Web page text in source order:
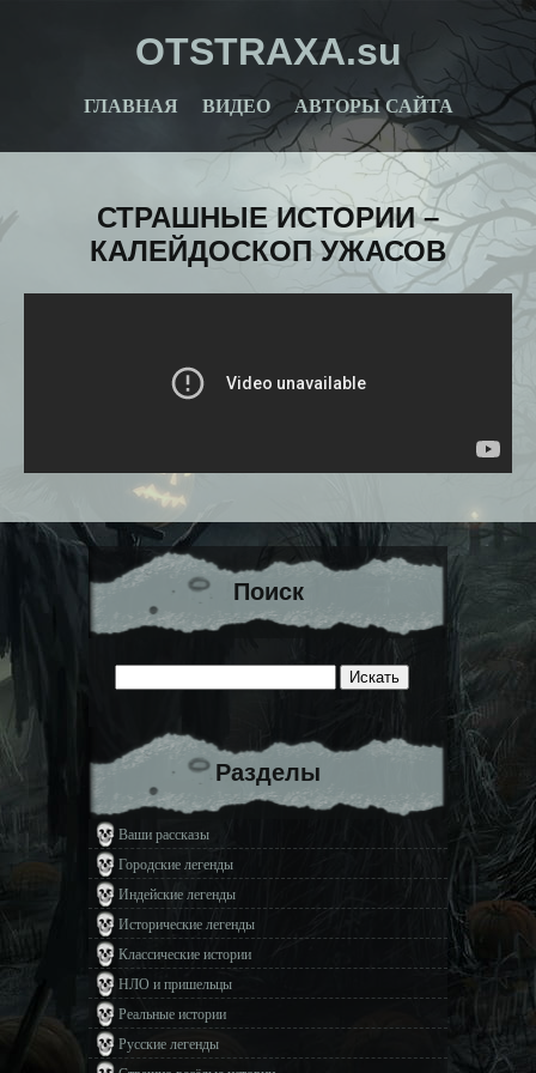
OTSTRAXA.su
ГЛАВНАЯ ВИДЕО АВТОРЫ САЙТА
СТРАШНЫЕ ИСТОРИИ –
КАЛЕЙДОСКОП УЖАСОВ
Поиск
Разделы
Ваши рассказы
Городские легенды
Индейские легенды
Исторические легенды
Классические истории
НЛО и пришельцы
Реальные истории
Русские легенды